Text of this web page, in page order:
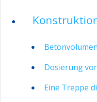
Dosierung
Eine Treppe